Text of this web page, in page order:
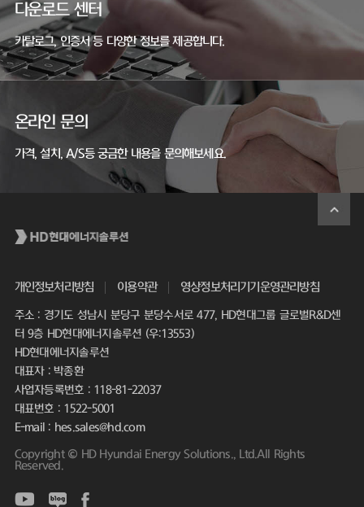
다운로드 센터
카탈로그, 인증서 등 다양한 정보를 제공합니다.
온라인 문의
가격, 설치, A/S등 궁금한 내용을 문의해보세요.
개인정보처리방침 이용약관 영상정보처리기기운영관리방침
주소 : 경기도 성남시 분당구 분당수서로 477, HD현대그룹 글로벌R&D센
터 9층 HD현대에너지솔루션 (우:13553)
HD현대에너지솔루션
대표자 : 박종환
사업자등록번호 : 118-81-22037
대표번호 : 1522-5001
E-mail : hes.sales@hd.com
Copyright © HD Hyundai Energy Solutions., Ltd.All Rights
Reserved.